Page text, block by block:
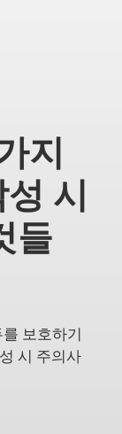
지
시
들
보호하기
시 주의사